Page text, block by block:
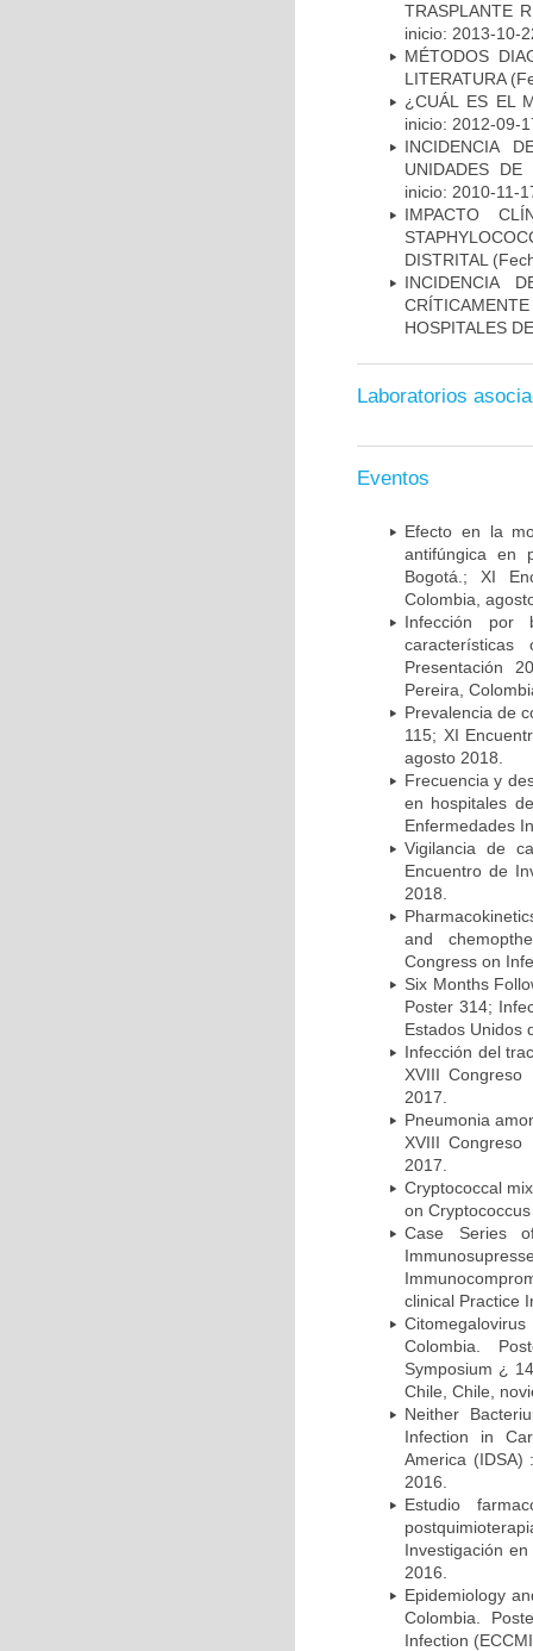
TRASPLANTE
inicio: 2013-10-
MÉTODOS
LITERATURA
¿CUÁL ES EL
inicio: 2012-09-
INCIDENCIA
UNIDADES DE
inicio: 2010-11-
IMPACTO
DISTRITAL
INCIDENCIA
HOSPITALES
Laboratorios
Eventos
Efecto en la
antifúngica en
Bogotá.; XI
Colombia,
Infección por
Presentación
Pereira,
Prevalencia de
115; XI
agosto 2018.
Frecuencia y
en hospitales
Enfermedades
Vigilancia de
Encuentro de
2018.
and
Congress on
Six Months
Poster 314;
Estados Unidos
Infección del
XVIII
2017.
Pneumonia
XVIII
2017.
Cryptococcal
on
Case Series
clinical Practice
Colombia.
Symposium ¿
Chile, Chile,
Neither
Infection in
America (IDSA)
2016.
Estudio
Investigación
2016.
Epidemiology
Colombia.
Infection